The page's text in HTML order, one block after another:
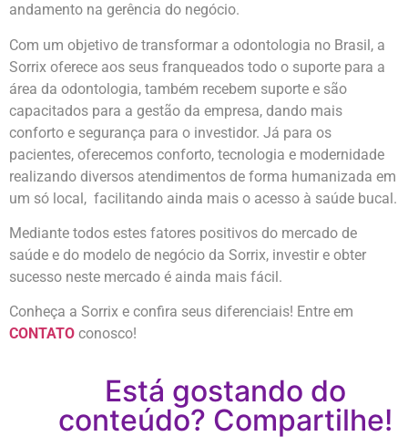
andamento na gerência do negócio.
Com um objetivo de transformar a odontologia no Brasil, a
Sorrix oferece aos seus franqueados todo o suporte para a
área da odontologia, também recebem suporte e são
capacitados para a gestão da empresa, dando mais
conforto e segurança para o investidor. Já para os
pacientes, oferecemos conforto, tecnologia e modernidade
realizando diversos atendimentos de forma humanizada em
um só local, facilitando ainda mais o acesso à saúde bucal.
Mediante todos estes fatores positivos do mercado de
saúde e do modelo de negócio da Sorrix, investir e obter
sucesso neste mercado é ainda mais fácil.
Conheça a Sorrix e confira seus diferenciais! Entre em
CONTATO conosco!
Está gostando do
conteúdo? Compartilhe!